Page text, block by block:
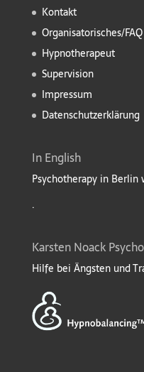
Kontakt
Organisatorisches/FAQ
Hypnotherapeut
Supervision
Impressum
Datenschutzerklärung
In English
Psychotherapy in
.
Karsten Noack
Hilfe bei Ängsten und